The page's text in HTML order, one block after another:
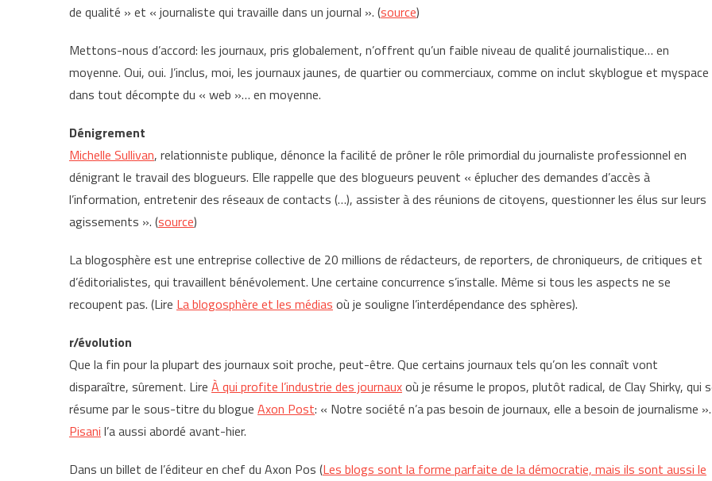
de qualité » et « journaliste qui travaille dans un journal ». (source)
Mettons-nous d’accord: les journaux, pris globalement, n’offrent qu’un faible niveau de qualité journalistique… en
moyenne. Oui, oui. J’inclus, moi, les journaux jaunes, de quartier ou commerciaux, comme on inclut skyblogue et myspace
dans tout décompte du « web »… en moyenne.
Dénigrement
Michelle Sullivan, relationniste publique, dénonce la facilité de prôner le rôle primordial du journaliste professionnel en
dénigrant le travail des blogueurs. Elle rappelle que des blogueurs peuvent « éplucher des demandes d’accès à
l’information, entretenir des réseaux de contacts (…), assister à des réunions de citoyens, questionner les élus sur leurs
agissements ». (source)
La blogosphère est une entreprise collective de 20 millions de rédacteurs, de reporters, de chroniqueurs, de critiques et
d’éditorialistes, qui travaillent bénévolement. Une certaine concurrence s’installe. Même si tous les aspects ne se
recoupent pas. (Lire La blogosphère et les médias où je souligne l’interdépendance des sphères).
r/évolution
Que la fin pour la plupart des journaux soit proche, peut-être. Que certains journaux tels qu’on les connaît vont
disparaître, sûrement. Lire À qui profite l’industrie des journauxoù je résume le propos, plutôt radical, de Clay Shirky, qui
résume par le sous-titre du blogue Axon Post: « Notre société n’a pas besoin de journaux, elle a besoin de journalisme ».
Pisani l’a aussi abordé avant-hier.
Dans un billet de l’éditeur en chef du Axon Pos (Les blogs sont la forme parfaite de la démocratie, mais ils sont aussi le